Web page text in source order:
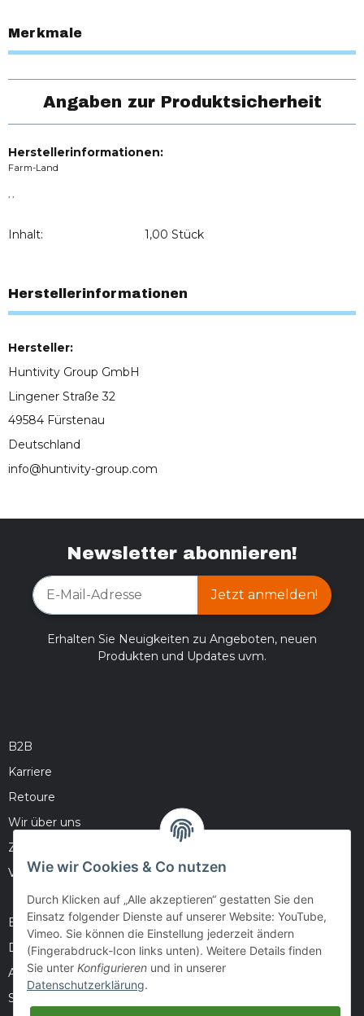
Merkmale
Angaben zur Produktsicherheit
Herstellerinformationen:
Farm-Land
, ,
Inhalt: 1,00 Stück
Herstellerinformationen
Hersteller:
Huntivity Group GmbH
Lingener Straße 32
49584 Fürstenau
Deutschland
info@huntivity-group.com
Newsletter abonnieren!
Jetzt anmelden!
Erhalten Sie Neuigkeiten zu Angeboten, neuen
Produkten und Updates uvm.
B2B
Karriere
Retoure
Wir über uns
Zahlungsmöglichkeiten
Versandinformationen
Barrierefreiheitserklärung
Datenschutz
AGB
Sitemap
Wie wir Cookies & Co nutzen
Durch Klicken auf „Alle akzeptieren“ gestatten Sie den
Einsatz folgender Dienste auf unserer Website: YouTube,
Vimeo. Sie können die Einstellung jederzeit ändern
(Fingerabdruck-Icon links unten). Weitere Details finden
Sie unter Konfigurieren und in unserer
Datenschutzerklärung.